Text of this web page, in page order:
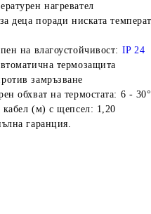
нагревател
деца поради ниската
на влагоустойчивост: IP 24
термозащита
замръзване
обхват на термостата: 6 -
кабел (м) с щепсел: 1,20
гаранция.